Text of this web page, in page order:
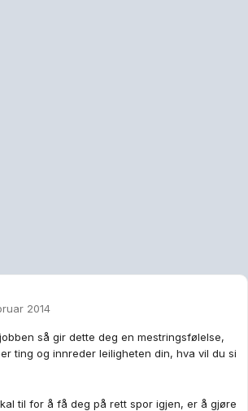
2014
så gir dette deg en mestringsfølelse,
ting og innreder leiligheten din, hva vil du si
til for å få deg på rett spor igjen, er å gjøre